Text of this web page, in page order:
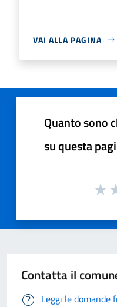
VAI ALLA PAGINA
Quanto sono
su questa
Contatta il
Leggi le domande